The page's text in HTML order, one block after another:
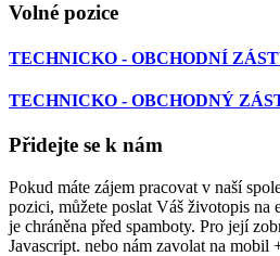
Volné pozice
TECHNICKO - OBCHODNÍ
TECHNICKO - OBCHODNÝ
Přidejte se k nám
Pokud máte zájem pracovat v naší
pozici, můžete poslat Váš životopis na
je chráněna před spamboty. Pro její
Javascript. nebo nám zavolat na mobil